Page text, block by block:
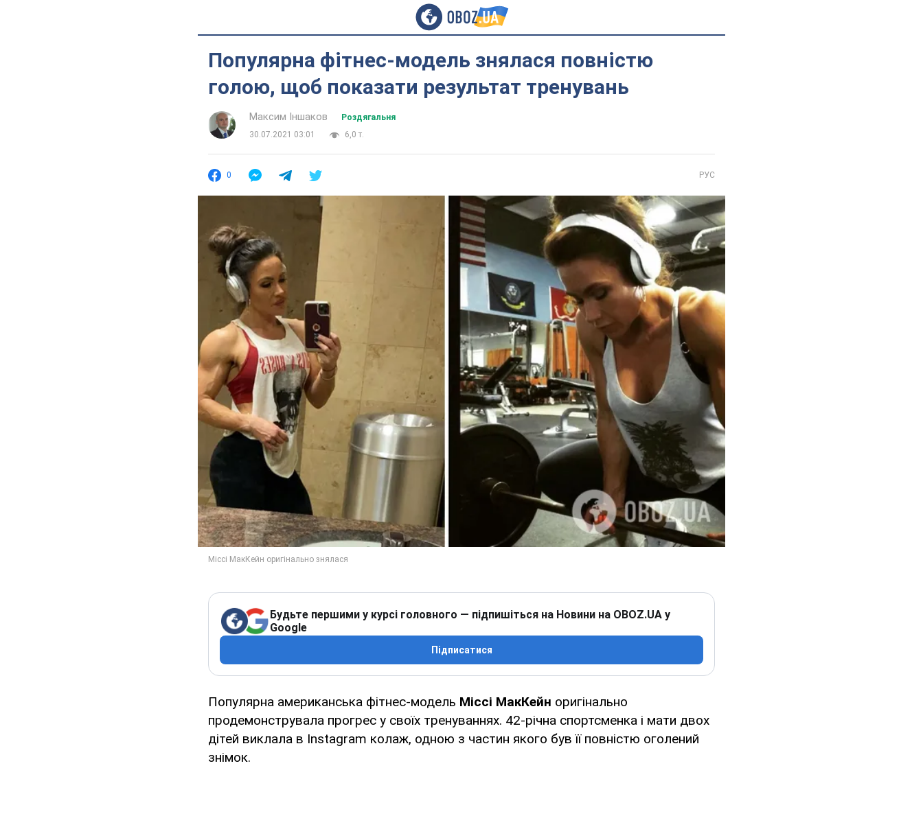
Популярна фітнес-модель знялася повністю
голою, щоб показати результат тренувань
Максим Іншаков
Роздягальня
30.07.2021 03:01
6,0 т.
0 РУС
Будьте першими у курсі головного — підпишіться на Новини на OBOZ.UA у
Google
Підписатися
Популярна американська фітнес-модель Міссі МакКейн оригінально
продемонструвала прогрес у своїх тренуваннях. 42-річна спортсменка і мати двох
дітей виклала в Instagram колаж, одною з частин якого був її повністю оголений
знімок.